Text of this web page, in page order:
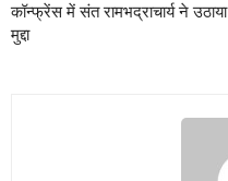
कॉन्फ्रेंस में संत रामभद्राचार्य ने उठाया
मुद्दा